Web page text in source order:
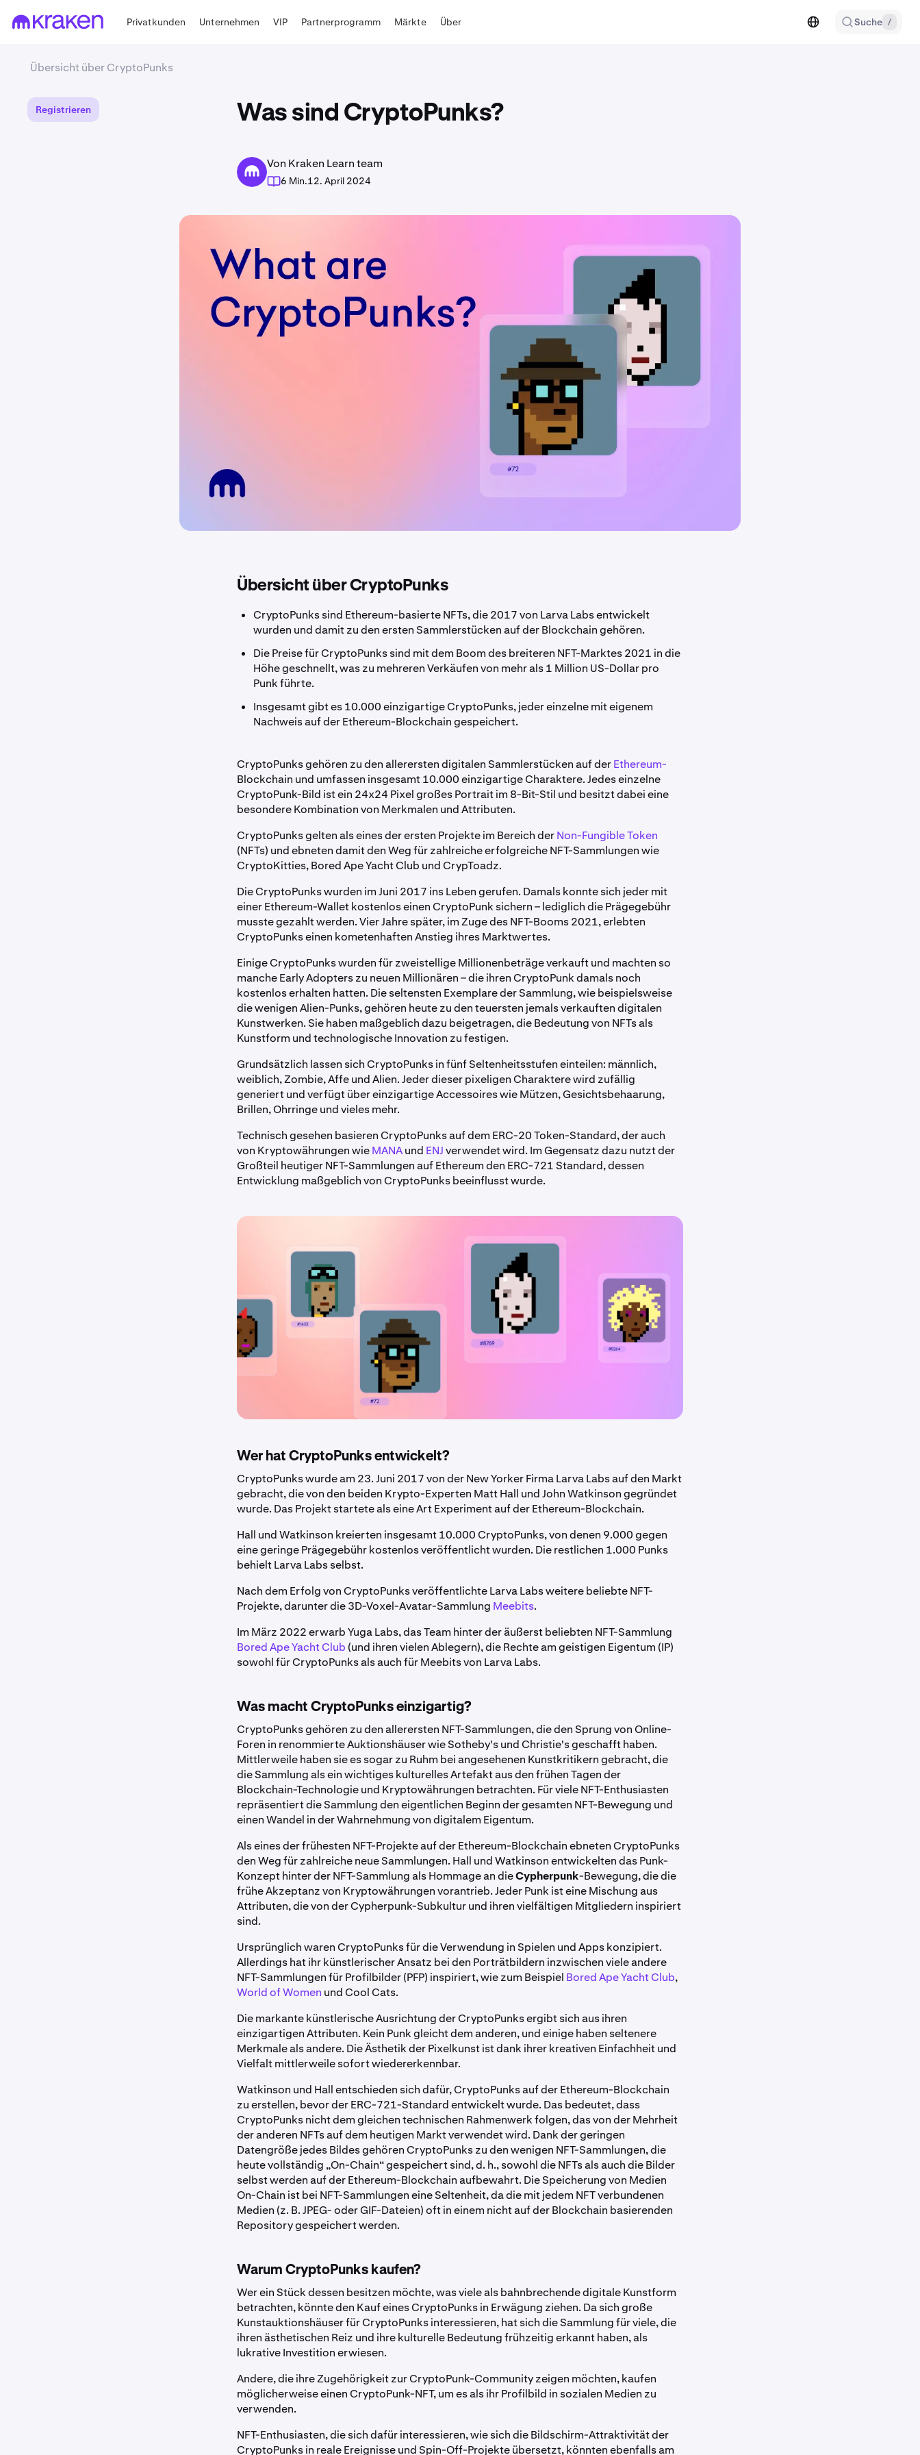
Privatkunden Unternehmen VIP Partnerprogramm Märkte Über Suche /
Was sind CryptoPunks?
Von Kraken Learn team
6 Min.12. April 2024
Übersicht über CryptoPunks
CryptoPunks sind Ethereum-basierte NFTs, die 2017 von Larva Labs entwickelt
wurden und damit zu den ersten Sammlerstücken auf der Blockchain gehören.
Die Preise für CryptoPunks sind mit dem Boom des breiteren NFT-Marktes 2021 in die
Höhe geschnellt, was zu mehreren Verkäufen von mehr als 1 Million US-Dollar pro
Punk führte.
Insgesamt gibt es 10.000 einzigartige CryptoPunks, jeder einzelne mit eigenem
Nachweis auf der Ethereum-Blockchain gespeichert.
CryptoPunks gehören zu den allerersten digitalen Sammlerstücken auf derEthereum-
Blockchain und umfassen insgesamt 10.000 einzigartige Charaktere. Jedes einzelne
CryptoPunk-Bild ist ein 24x24 Pixel großes Portrait im 8-Bit-Stil und besitzt dabei eine
besondere Kombination von Merkmalen und Attributen.
CryptoPunks gelten als eines der ersten Projekte im Bereich derNon-Fungible Token
(NFTs) und ebneten damit den Weg für zahlreiche erfolgreiche NFT-Sammlungen wie
CryptoKitties, Bored Ape Yacht Club und CrypToadz.
Die CryptoPunks wurden im Juni 2017 ins Leben gerufen. Damals konnte sich jeder mit
einer Ethereum-Wallet kostenlos einen CryptoPunk sichern – lediglich die Prägegebühr
musste gezahlt werden. Vier Jahre später, im Zuge des NFT-Booms 2021, erlebten
CryptoPunks einen kometenhaften Anstieg ihres Marktwertes.
Einige CryptoPunks wurden für zweistellige Millionenbeträge verkauft und machten so
manche Early Adopters zu neuen Millionären – die ihren CryptoPunk damals noch
kostenlos erhalten hatten. Die seltensten Exemplare der Sammlung, wie beispielsweise
die wenigen Alien-Punks, gehören heute zu den teuersten jemals verkauften digitalen
Kunstwerken. Sie haben maßgeblich dazu beigetragen, die Bedeutung von NFTs als
Kunstform und technologische Innovation zu festigen.
Grundsätzlich lassen sich CryptoPunks in fünf Seltenheitsstufen einteilen: männlich,
weiblich, Zombie, Affe und Alien. Jeder dieser pixeligen Charaktere wird zufällig
generiert und verfügt über einzigartige Accessoires wie Mützen, Gesichtsbehaarung,
Brillen, Ohrringe und vieles mehr.
Technisch gesehen basieren CryptoPunks auf dem ERC-20 Token-Standard, der auch
von Kryptowährungen wieMANAund ENJverwendet wird. Im Gegensatz dazu nutzt der
Großteil heutiger NFT-Sammlungen auf Ethereum den ERC-721 Standard, dessen
Entwicklung maßgeblich von CryptoPunks beeinflusst wurde.
Wer hat CryptoPunks entwickelt?
CryptoPunks wurde am 23. Juni 2017 von der New Yorker Firma Larva Labs auf den Markt
gebracht, die von den beiden Krypto-Experten Matt Hall und John Watkinson gegründet
wurde. Das Projekt startete als eine Art Experiment auf der Ethereum-Blockchain.
Hall und Watkinson kreierten insgesamt 10.000 CryptoPunks, von denen 9.000 gegen
eine geringe Prägegebühr kostenlos veröffentlicht wurden. Die restlichen 1.000 Punks
behielt Larva Labs selbst.
Nach dem Erfolg von CryptoPunks veröffentlichte Larva Labs weitere beliebte NFT-
Projekte, darunter die 3D-Voxel-Avatar-Sammlung Meebits.
Im März 2022 erwarb Yuga Labs, das Team hinter der äußerst beliebten NFT-Sammlung
Bored Ape Yacht Club (und ihren vielen Ablegern), die Rechte am geistigen Eigentum (IP)
sowohl für CryptoPunks als auch für Meebits von Larva Labs.
Was macht CryptoPunks einzigartig?
CryptoPunks gehören zu den allerersten NFT-Sammlungen, die den Sprung von Online-
Foren in renommierte Auktionshäuser wie Sotheby's und Christie's geschafft haben.
Mittlerweile haben sie es sogar zu Ruhm bei angesehenen Kunstkritikern gebracht, die
die Sammlung als ein wichtiges kulturelles Artefakt aus den frühen Tagen der
Blockchain-Technologie und Kryptowährungen betrachten. Für viele NFT-Enthusiasten
repräsentiert die Sammlung den eigentlichen Beginn der gesamten NFT-Bewegung und
einen Wandel in der Wahrnehmung von digitalem Eigentum.
Als eines der frühesten NFT-Projekte auf der Ethereum-Blockchain ebneten CryptoPunks
den Weg für zahlreiche neue Sammlungen. Hall und Watkinson entwickelten das Punk-
Konzept hinter der NFT-Sammlung als Hommage an dieCypherpunk-Bewegung, die die
frühe Akzeptanz von Kryptowährungen vorantrieb.Jeder Punk ist eine Mischung aus
Attributen, dievon der Cypherpunk-Subkultur und ihren vielfältigen Mitgliedern inspiriert
sind.
Ursprünglich waren CryptoPunks für die Verwendung in Spielen und Apps konzipiert.
Allerdings hat ihr künstlerischer Ansatz bei den Porträtbildern inzwischen viele andere
NFT-Sammlungen für Profilbilder (PFP) inspiriert, wie zum Beispiel Bored Ape Yacht Club,
World of Women und Cool Cats.
Die markante künstlerische Ausrichtung der CryptoPunks ergibt sich aus ihren
einzigartigen Attributen. Kein Punk gleicht dem anderen, und einige haben seltenere
Merkmale als andere. Die Ästhetik der Pixelkunst ist dank ihrer kreativen Einfachheit und
Vielfalt mittlerweile sofort wiedererkennbar.
Watkinson und Hall entschieden sich dafür, CryptoPunks auf der Ethereum-Blockchain
zu erstellen, bevor der ERC-721-Standard entwickelt wurde. Das bedeutet, dass
CryptoPunks nicht dem gleichen technischen Rahmenwerk folgen, das von der Mehrheit
der anderen NFTs auf dem heutigen Markt verwendet wird. Dank der geringen
Datengröße jedes Bildes gehören CryptoPunks zu den wenigen NFT-Sammlungen, die
heute vollständig „On-Chain“ gespeichert sind, d. h., sowohl die NFTs als auch die Bilder
selbst werden auf der Ethereum-Blockchain aufbewahrt. Die Speicherung von Medien
On-Chain ist bei NFT-Sammlungen eine Seltenheit, da die mit jedem NFT verbundenen
Medien (z. B. JPEG- oder GIF-Dateien) oft in einem nicht auf der Blockchain basierenden
Repository gespeichert werden.
Warum CryptoPunks kaufen?
Wer ein Stück dessen besitzen möchte, was viele als bahnbrechende digitale Kunstform
betrachten, könnte den Kauf eines CryptoPunks in Erwägung ziehen. Da sich große
Kunstauktionshäuser für CryptoPunks interessieren, hat sich die Sammlung für viele, die
ihren ästhetischen Reiz und ihre kulturelle Bedeutung frühzeitig erkannt haben, als
lukrative Investition erwiesen.
Andere, die ihre Zugehörigkeit zur CryptoPunk-Community zeigen möchten, kaufen
möglicherweise einen CryptoPunk-NFT, um es als ihr Profilbild in sozialen Medien zu
verwenden.
NFT-Enthusiasten, die sich dafür interessieren, wie sich die Bildschirm-Attraktivität der
CryptoPunks in reale Ereignisse und Spin-Off-Projekte übersetzt, könnten ebenfalls am
Übersicht über CryptoPunks
Registrieren